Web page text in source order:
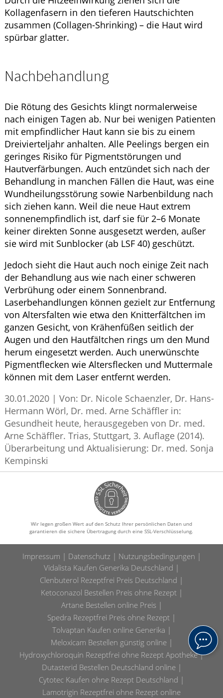
Kollagenfasern in den tieferen Hautschichten
zusammen (Collagen-Shrinking) – die Haut wird
spürbar glatter.
Nachbehandlung
Die Rötung des Gesichts klingt normalerweise
nach einigen Tagen ab. Nur bei wenigen Patienten
mit empfindlicher Haut kann sie bis zu einem
Dreivierteljahr anhalten. Alle Peelings bergen ein
geringes Risiko für Pigmentstörungen und
Hautverfärbungen. Auch entzündet sich nach der
Behandlung in manchen Fällen die Haut, was eine
Wundheilungsstörung sowie Narbenbildung nach
sich ziehen kann. Weil die neue Haut extrem
sonnenempfindlich ist, darf sie für 2–6 Monate
keiner direkten Sonne ausgesetzt werden, außer
sie wird mit Sunblocker (ab LSF 40) geschützt.
Jedoch sieht die Haut auch noch einige Zeit nach
der Behandlung aus wie nach einer schweren
Verbrühung oder einem Sonnenbrand.
Laserbehandlungen können gezielt zur Entfernung
von Altersfalten wie etwa den Knitterfältchen im
ganzen Gesicht, von Krähenfüßen seitlich der
Augen und den Hautfältchen rings um den Mund
herum eingesetzt werden. Auch unerwünschte
Pigmentflecken wie Altersflecken und Muttermale
können mit dem Laser entfernt werden.
30.01.2020 | Von: Dr. Nicole Schaenzler, Dr. Hans-
Hermann Wörl, Dr. med. Arne Schäffler in:
Gesundheit heute, herausgegeben von Dr. med.
Arne Schäffler. Trias, Stuttgart, 3. Auflage (2014).
Überarbeitung und Aktualisierung: Dr. med. Sonja
Kempinski
Wir legen großen Wert auf den Schutz Ihrer persönlichen Daten und
garantieren die sichere Übertragung durch eine SSL-Verschlüsselung.
Impressum Datenschutz
Nutzungsbedingungen
Vidalista Kaufen Generika Deutschland
Clenbuterol Rezeptfrei Preis Deutschland
Ketoconazol Bestellen Preis ohne Rezept
Artane Bestellen online Preis
Spedra Rezeptfrei Preis ohne Rezept
Tolvaptan Kaufen online Generika
Meloxicam Bestellen günstig online
Hydroxychloroquin Rezeptfrei ohne Rezept Apotheke
Dutasterid Bestellen Deutschland online
Cytotec Kaufen ohne Rezept Deutschland
Lamotrigin Rezeptfrei ohne Rezept online